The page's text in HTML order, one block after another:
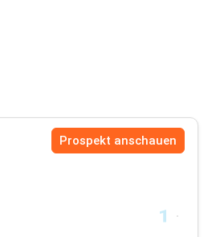
Prospekt anschauen